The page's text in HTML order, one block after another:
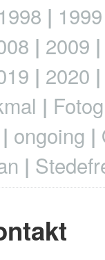
1998
1999
2009
2020
ongoing